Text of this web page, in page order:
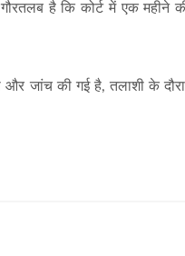
है कि कोर्ट में एक महीने
और जांच की गई है, तलाशी के